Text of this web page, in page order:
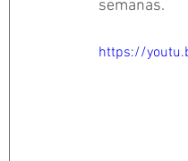
semanas.
https://